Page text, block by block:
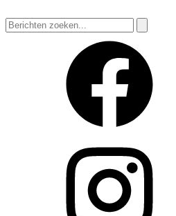
Zoeken
naar: